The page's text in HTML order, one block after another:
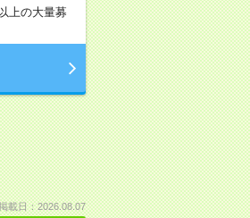
上の大量募
載日：2026.08.07